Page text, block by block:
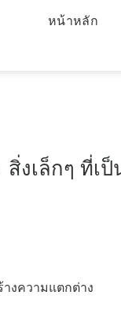
หน้าหลัก
งเล็กๆ ที่เ
งความแตกต่าง